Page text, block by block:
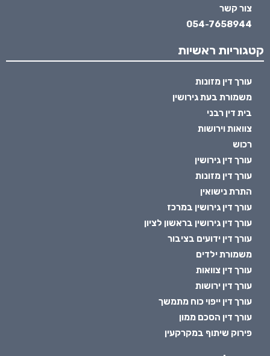
צור קשר
054-7658944
קטגוריות ראשיות
עורך דין מזונות
משמורת בעת גירושין
בית דין רבני
צוואות וירושות
רכוש
עורך דין גירושין
עורך דין מזונות
התרת נישואין
עורך דין גירושין במרכז
עורך דין גירושין בראשון לציון
עורך דין ידועים בציבור
משמורת ילדים
עורך דין צוואות
עורך דין ירושות
עורך דין ייפוי כוח מתמשך
עורך דין הסכם ממון
פירוק שיתוף במקרקעין